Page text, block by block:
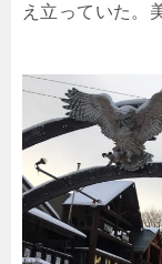
え立っていた。